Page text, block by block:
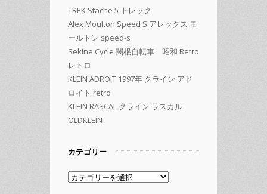
TREK Stache 5 トレック
Alex Moulton Speed S アレックス モ
ールトン speed-s
Sekine Cycle 関根自転車 昭和 Retro
レトロ
KLEIN ADROIT 1997年 クライン アド
ロイト retro
KLEIN RASCAL クライン ラスカル
OLDKLEIN
カテゴリー
カ